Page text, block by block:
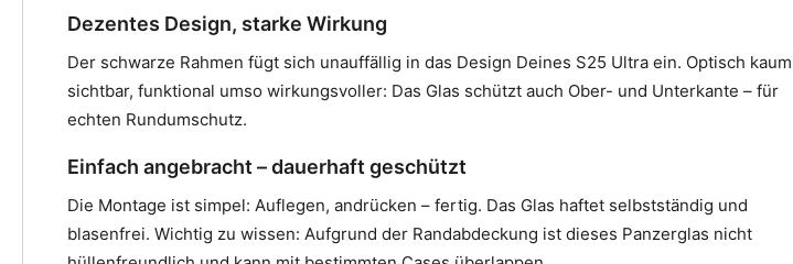
Dezentes Design, starke Wirkung
Der schwarze Rahmen fügt sich unauffällig in das Design Deines S25 Ultra ein. Optisch kaum
sichtbar, funktional umso wirkungsvoller: Das Glas schützt auch Ober- und Unterkante – für
echten Rundumschutz.
Einfach angebracht – dauerhaft geschützt
Die Montage ist simpel: Auflegen, andrücken – fertig. Das Glas haftet selbstständig und
blasenfrei. Wichtig zu wissen: Aufgrund der Randabdeckung ist dieses Panzerglas nicht